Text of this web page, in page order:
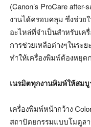
(Canon’s ProCare
งานได้ครอบคลุม ซึ่งช่วย
อะไหล่ที่จำเป็นสำหรับเค
การช่วยเหลือต่างๆในระ
ทำให้เครื่องพิมพ์ต้องหยุด
เนรมิตทุกงานพิมพ์ให้สม
เครื่องพิมพ์หน้ากว้าง
สถาปัตยกรรมแบบโมดูลา